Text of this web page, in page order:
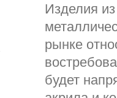
Изделия
рынке
будет